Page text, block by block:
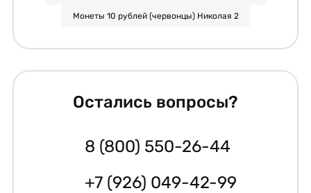
Монеты 10 рублей (червонцы) Николая 2
Остались вопросы?
8 (800) 550-26-44
+7 (926) 049-42-99